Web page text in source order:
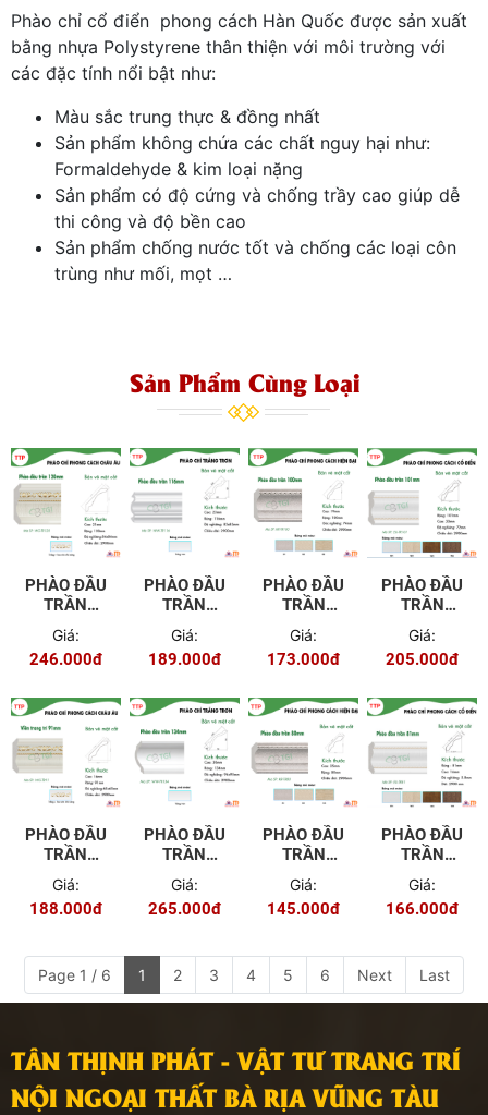
Phào chỉ cổ điển phong cách Hàn Quốc được sản xuất
bằng nhựa Polystyrene thân thiện với môi trường với
các đặc tính nổi bật như:
Màu sắc trung thực & đồng nhất
Sản phẩm không chứa các chất nguy hại như:
Formaldehyde & kim loại nặng
Sản phẩm có độ cứng và chống trầy cao giúp dễ
thi công và độ bền cao
Sản phẩm chống nước tốt và chống các loại côn
trùng như mối, mọt …
Sản Phẩm Cùng Loại
PHÀO ĐẦU
TRẦN
WG-TR120
Giá:
246.000đ
PHÀO ĐẦU
TRẦN
WW-TR116
Giá:
189.000đ
PHÀO ĐẦU
TRẦN
KR-TR100
Giá:
173.000đ
PHÀO ĐẦU
TRẦN
TR101
Giá:
205.000đ
PHÀO ĐẦU
TRẦN
91MM WG-
TR91
Giá:
188.000đ
PHÀO ĐẦU
TRẦN
134MM
WW-TR134
Giá:
265.000đ
PHÀO ĐẦU
TRẦN
80MM KR-
TR80
Giá:
145.000đ
PHÀO ĐẦU
TRẦN
81MM EU-
TR81
Giá:
166.000đ
Page 1 / 6 1 2 3 4 5 6 Next Last
TÂN THỊNH PHÁT - VẬT TƯ TRANG TRÍ
NỘI NGOẠI THẤT BÀ RỊA VŨNG TÀU